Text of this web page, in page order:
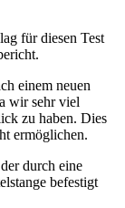
für diesen Test
einem neuen
wir sehr viel
zu haben. Dies
ermöglichen.
durch eine
befestigt